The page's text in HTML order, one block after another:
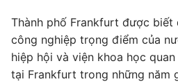
Thành phố Frankfurt được biết
công nghiệp trọng điểm của
hiệp hội và viện khoa học
tại Frankfurt trong những năm